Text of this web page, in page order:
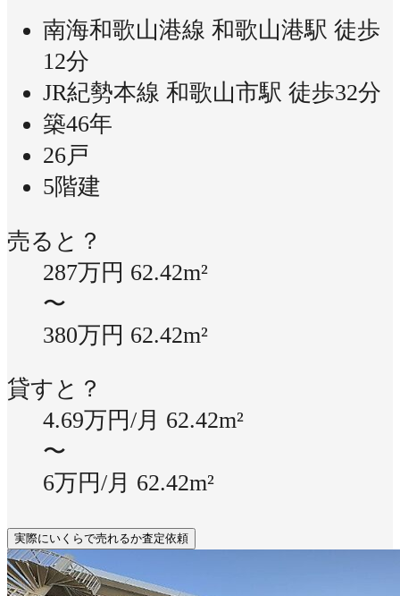
南海和歌山港線 和歌山港駅 徒歩
12分
JR紀勢本線 和歌山市駅 徒歩32分
築46年
26戸
5階建
売ると？
287万円 62.42m²
〜
380万円 62.42m²
貸すと？
4.69万円/月 62.42m²
〜
6万円/月 62.42m²
実際にいくらで売れるか査定依頼